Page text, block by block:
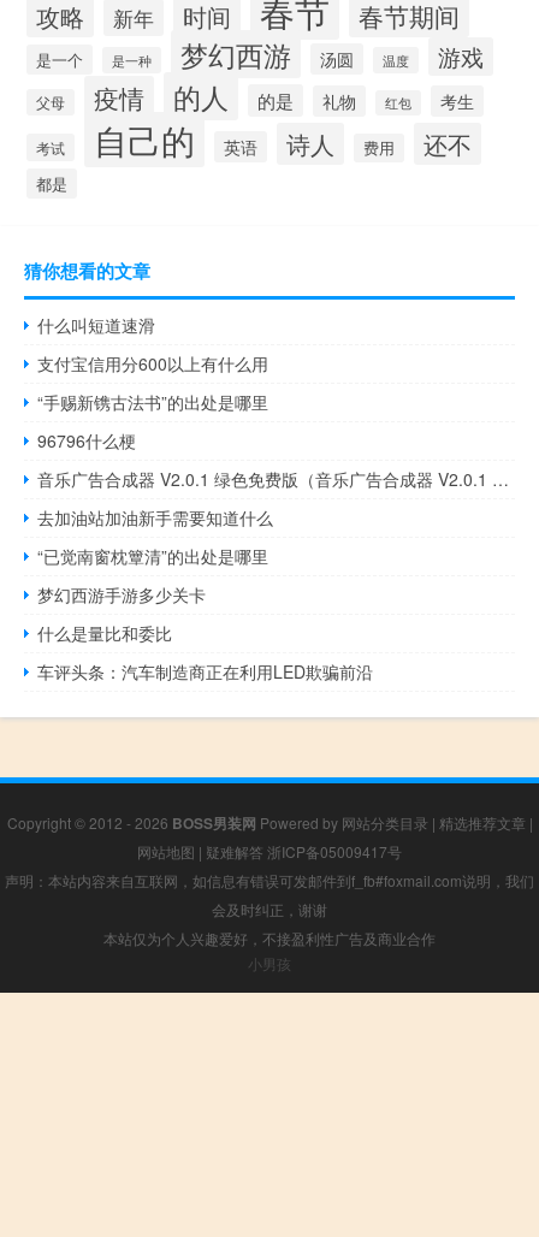
攻略 新年 时间 春节 春节期间
是一个 是一种 梦幻西游 汤圆 温度 游戏
父母 疫情 的人 的是 礼物 红包 考生
考试 自己的 英语 诗人 费用 还不
都是
猜你想看的文章
什么叫短道速滑
支付宝信用分600以上有什么用
“手赐新镌古法书”的出处是哪里
96796什么梗
音乐广告合成器 V2.0.1 绿色免费版（音乐广告合成器 V2.0.1 绿色免费版功能简介）
去加油站加油新手需要知道什么
“已觉南窗枕簟清”的出处是哪里
梦幻西游手游多少关卡
什么是量比和委比
车评头条：汽车制造商正在利用LED欺骗前沿
Copyright © 2012 - 2026 BOSS男装网 Powered by 网站分类目录 | 精选推荐文章 |
网站地图 | 疑难解答 浙ICP备05009417号
声明：本站内容来自互联网，如信息有错误可发邮件到f_fb#foxmail.com说明，我们
会及时纠正，谢谢
本站仅为个人兴趣爱好，不接盈利性广告及商业合作
小男孩